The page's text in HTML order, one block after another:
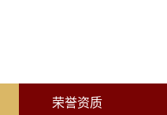
荣誉资质